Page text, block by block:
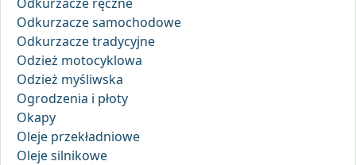
Odkurzacze samochodowe
Odkurzacze tradycyjne
Odzież motocyklowa
Odzież myśliwska
Ogrodzenia i płoty
Okapy
Oleje przekładniowe
Oleje silnikowe